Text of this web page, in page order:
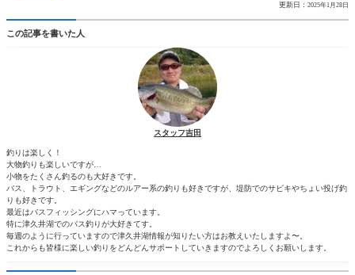
更新日： 2025年1月28日
この記事を書いた人
スタッフ吉田
釣りは楽しく！
大物釣りも楽しいですが…
小物をたくさん釣るのも大好きです。
バス、トラウト、エギングなどのルアー系の釣りも好きですが、堤防でのサビキやちょい投げ釣
りも好きです。
最近はバスフィッシングにハマっています。
特に津久井湖でのバス釣りが大好きてす。
毎週のように行っていますので津久井湖情報が知りたい方はお教えいたしますよ〜。
これからも皆様に楽しい釣りをどんどんサポートしていきますのでよろしくお願いします。